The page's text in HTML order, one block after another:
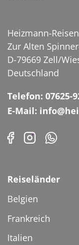
Heizmann-
Zur Alten
D-79669 Zell/
Deutschland
Telefon: 07625-
E-Mail:
Reiseländer
Belgien
Frankreich
Italien